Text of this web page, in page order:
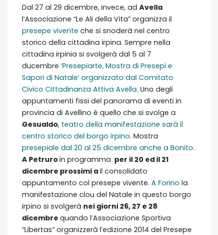
Dal 27 al 29 dicembre, invece, ad Avella
l’Associazione “Le Ali della Vita” organizza il
presepe vivente che si snoderà nel centro
storico della cittadina irpina. Sempre nella
cittadina irpinia si svolgerà dal 5 al 7
ducembre ‘Presepiarte, Mostra di Presepi e
Sapori di Natale’ organizzato dal Comitato
Civico Cittadinanza Attiva Avella. Uno degli
appuntamenti fissi del panorama di eventi in
provincia di Avellino è quello che si svolge a
Gesualdo, teatro della manifestazione sarà il
centro storico del borgo irpino. Mostra
presepiale dal 20 al 25 dicembre anche a Bonito.
A Petruroin programma per il 20 ed il 21
dicembre prossimi ail consolidato
appuntamento col presepe vivente. A Forino la
manifestazione clou del Natale in questo borgo
irpino si svolgerà nei giorni 26, 27 e 28
dicembre quando l’Associazione Sportiva
“Libertas” organizzerà l’edizione 2014 del Presepe